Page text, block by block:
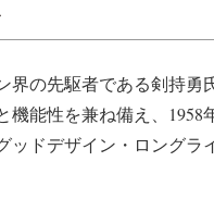
界の先駆者である剣持勇
機能性を兼ね備え、1958
ッドデザイン・ロングラ